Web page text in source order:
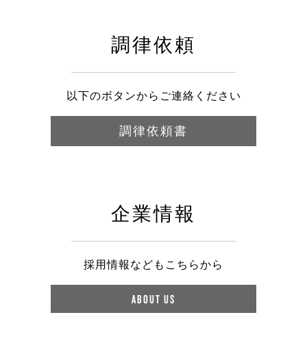
調律依頼
以下のボタンからご連絡ください
調律依頼書
企業情報
採用情報などもこちらから
ABOUT US